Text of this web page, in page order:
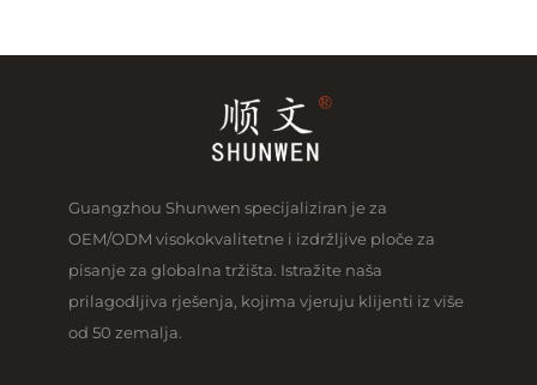
Guangzhou Shunwen specijaliziran je za
OEM/ODM visokokvalitetne i izdržljive ploče za
pisanje za globalna tržišta. Istražite naša
prilagodljiva rješenja, kojima vjeruju klijenti iz više
od 50 zemalja.